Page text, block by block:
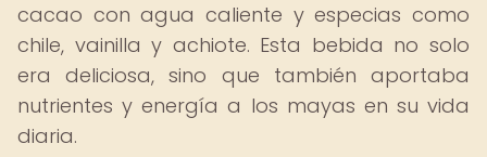
cacao con agua caliente y especias como
chile, vainilla y achiote. Esta bebida no solo
era deliciosa, sino que también aportaba
nutrientes y energía a los mayas en su vida
diaria.